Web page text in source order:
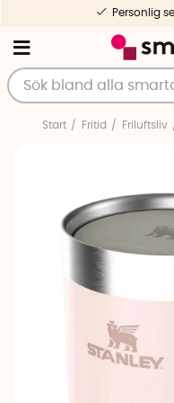
Personlig
Start Fritid Friluftsliv